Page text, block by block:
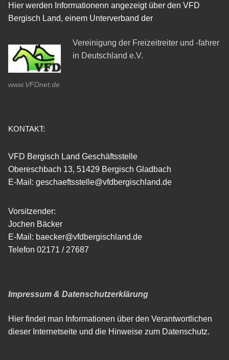
Hier werden Informationenn angezeigt über den VFD
Bergisch Land, einem Unterverband der
www.VFDnet.de
Vereinigung der Freizeitreiter und -fahrer
in Deutschland e.V.
KONTAKT:
VFD Bergisch Land Geschäftsstelle
Obereschbach 13, 51429 Bergisch Gladbach
E-Mail: geschaeftsstelle@vfdbergischland.de
Vorsitzender:
Jochen Bäcker
E-Mail: baecker@vfdbergischland.de
Telefon 02171 / 27687
Impressum & Datenschutzerklärung
Hier findet man Informationen über den Verantwortlichen
dieser Internetseite und die Hinweise zum Datenschutz.